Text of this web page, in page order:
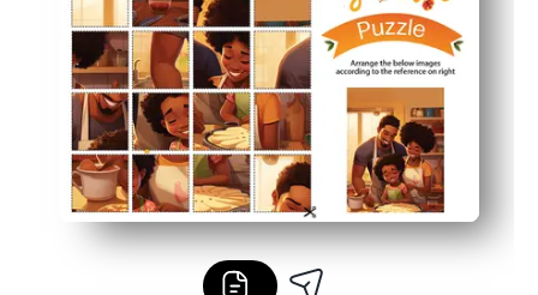
Option réutilisable : plastifiez ou insérez un protège-